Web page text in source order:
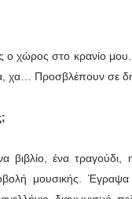
ο χώρος στο κρανίο
χα… Προσβλέπουν σε
βιβλίο, ένα
μουσικής.